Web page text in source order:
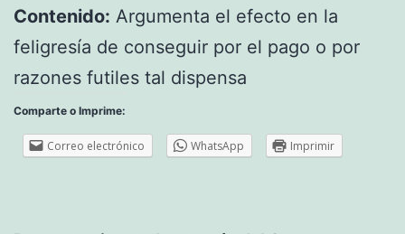
Contenido: Argumenta el efecto en la
feligresía de conseguir por el pago o por
razones futiles tal dispensa
Comparte o Imprime:
Correo electrónico WhatsApp Imprimir